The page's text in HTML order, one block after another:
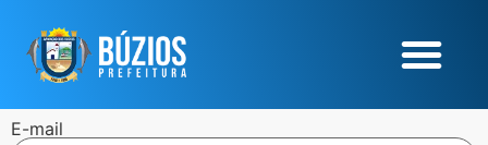
E-mail